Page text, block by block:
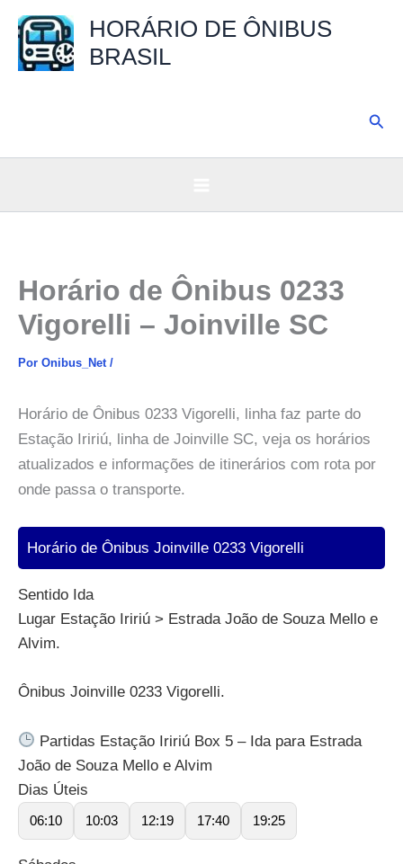
para
HORÁRIO DE ÔNIBUS
BRASIL
Horário de Ônibus 0233
Vigorelli – Joinville SC
Por Onibus_Net /
Horário de Ônibus 0233 Vigorelli, linha faz parte do
Estação Iririú, linha de Joinville SC, veja os horários
atualizados e informações de itinerários com rota por
onde passa o transporte.
Horário de Ônibus Joinville 0233 Vigorelli
Sentido Ida
Lugar Estação Iririú > Estrada João de Souza Mello e
Alvim.
Ônibus Joinville 0233 Vigorelli.
Partidas Estação Iririú Box 5 – Ida para Estrada
João de Souza Mello e Alvim
Dias Úteis
06:10 10:03 12:19 17:40 19:25